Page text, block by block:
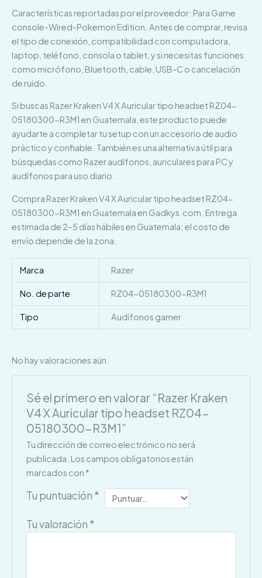
Características reportadas por el proveedor: Para Game
console-Wired-Pokemon Edition. Antes de comprar, revisa
el tipo de conexión, compatibilidad con computadora,
laptop, teléfono, consola o tablet, y si necesitas funciones
como micrófono, Bluetooth, cable, USB-C o cancelación
de ruido.
Si buscas Razer Kraken V4 X Auricular tipo headset RZ04-
05180300-R3M1 en Guatemala, este producto puede
ayudarte a completar tu setup con un accesorio de audio
práctico y confiable. También es una alternativa útil para
búsquedas como Razer audífonos, auriculares para PC y
audífonos para uso diario.
Compra Razer Kraken V4 X Auricular tipo headset RZ04-
05180300-R3M1 en Guatemala en Gadkys.com. Entrega
estimada de 2–5 días hábiles en Guatemala; el costo de
envío depende de la zona.
Marca Razer
No. de parte RZ04-05180300-R3M1
Tipo Audífonos gamer
No hay valoraciones aún.
Sé el primero en valorar “Razer Kraken
V4 X Auricular tipo headset RZ04-
05180300-R3M1”
Tu dirección de correo electrónico no será
publicada. Los campos obligatorios están
marcados con *
Tu puntuación *
Tu valoración *